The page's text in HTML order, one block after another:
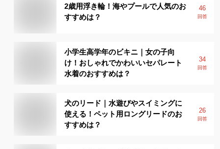
2歳用浮き輪！海やプールで人気のお
すすめは？
46
回答
小学生高学年のビキニ｜女の子向
け！おしゃれでかわいいセパレート
水着のおすすめは？
34
回答
犬のリード｜水遊びやスイミングに
使える！ペット用ロングリードのお
すすめは？
26
回答